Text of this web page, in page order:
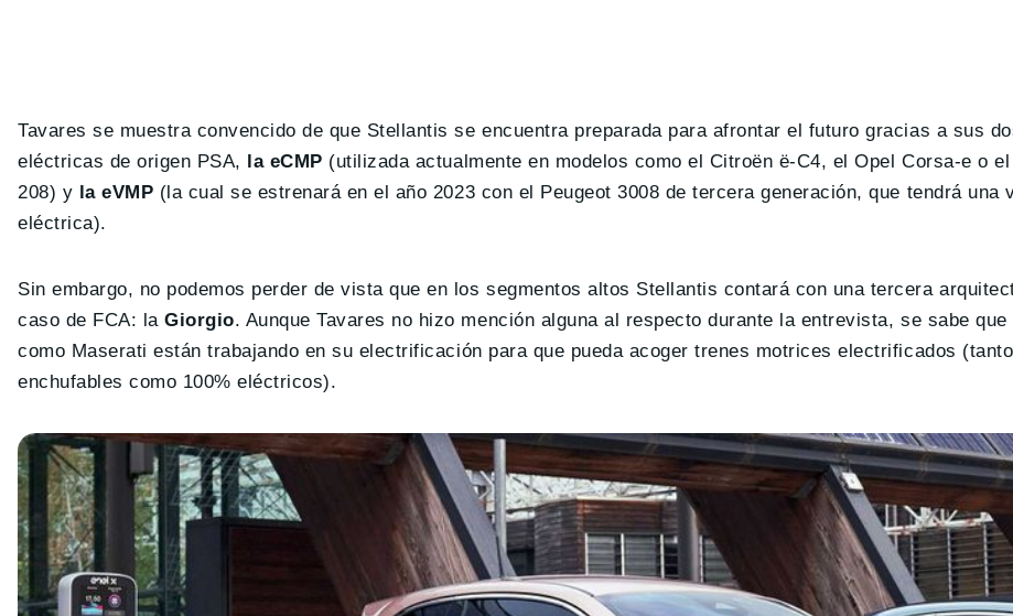
Tavares se muestra convencido de que Stellantis se encuentra preparada para afrontar el futuro gracias a sus
eléctricas de origen PSA, la eCMP (utilizada actualmente en modelos como el Citroën ë-C4, el Opel Corsa-e o el
208) y la eVMP (la cual se estrenará en el año 2023 con el Peugeot 3008 de tercera generación, que tendrá una
eléctrica).
Sin embargo, no podemos perder de vista que en los segmentos altos Stellantis contará con una tercera
caso de FCA: laGiorgio. Aunque Tavares no hizo mención alguna al respecto durante la entrevista, se sabe que
como Maserati están trabajando en su electrificación para que pueda acoger trenes motrices electrificados
enchufables como 100% eléctricos).